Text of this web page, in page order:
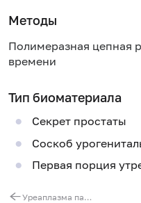
Методы
Полимеразная цепная
времени
Тип биоматериала
Секрет простаты
Соскоб
Первая порция
Уреаплазма парвум (Ureaplasma parvum), ДНК [реал-тайм ПЦР]